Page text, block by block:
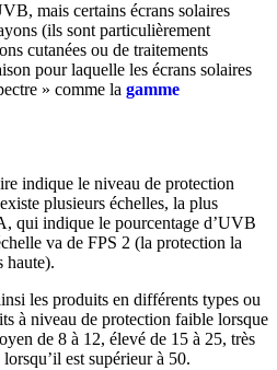
mais certains écrans solaires
(ils sont particulièrement
cutanées ou de traitements
pour laquelle les écrans solaires
» comme la gamme
indique le niveau de protection
plusieurs échelles, la plus
qui indique le pourcentage d’UVB
va de FPS 2 (la protection la
haute).
les produits en différents types ou
à niveau de protection faible lorsque
de 8 à 12, élevé de 15 à 25, très
est supérieur à 50.